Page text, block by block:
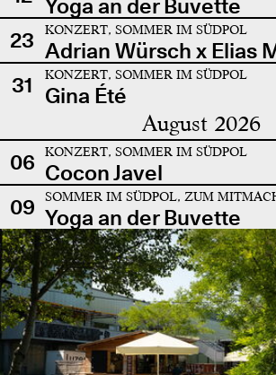
Yoga an der Buvette
23
KONZERT, SOMMER IM SÜDPOL
Adrian Würsch x Elias
31
KONZERT, SOMMER IM SÜDPOL
Gina Été
August 2026
06 KONZERT, SOMMER IM SÜDPOL
Cocon Javel
09
SOMMER IM SÜDPOL, ZUM
Yoga an der Buvette